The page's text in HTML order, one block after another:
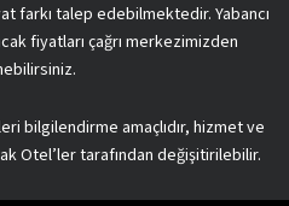
farkı talep edebilmektedir. Yabancı
fiyatları çağrı merkezimizden
bilgilendirme amaçlıdır, hizmet ve
Otel’ler tarafından değişitirilebilir.